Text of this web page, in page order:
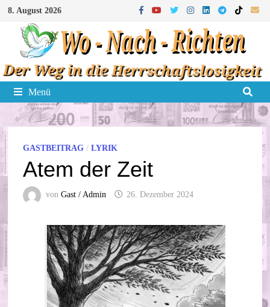
Zum
Inhalt
springen
8. August 2026
Menü
GASTBEITRAG /LYRIK
Atem der Zeit
vonGast / Admin 26. Dezember 2024